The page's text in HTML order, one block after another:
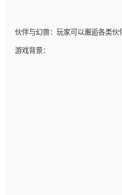
伙伴与幻兽：玩家可以邂逅各类
游戏背景：